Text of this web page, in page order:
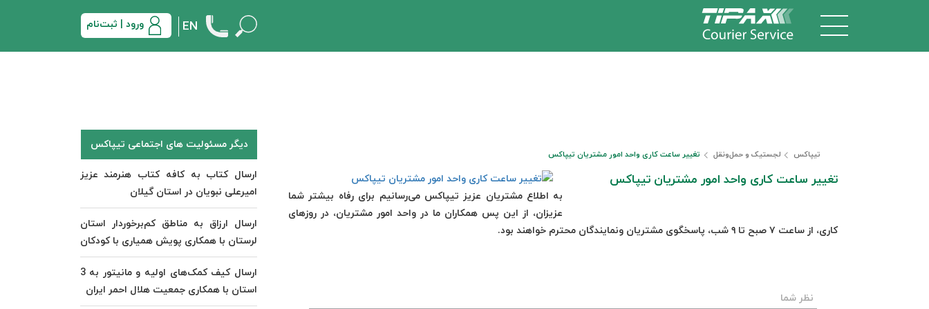
ورود | ثبت‌نام EN
تیپاکس لجستیک و حمل‎‌و‎نقل تغییر ساعت کاری واحد امور مشتریان تیپاکس
تغییر ساعت کاری واحد امور مشتریان تیپاکس
به اطلاع مشتریان عزیز تیپاکس می‌رسانیم برای رفاه بیشتر شما
عزیزان، از این پس همکاران ما در واحد امور مشتریان، در روزهای
کاری، از ساعت ۷ صبح تا ۹ شب، پاسخگوی مشتریان ونمایندگان محترم خواهند بود.
نظر شما
دیگر مسئولیت های اجتماعی تیپاکس
ارسال کتاب به کافه کتاب هنرمند عزیز
امیرعلی نبویان در استان گیلان
ارسال ارزاق به مناطق کم‌برخوردار استان
لرستان با همکاری پویش همیاری با کودکان
ارسال کیف کمک‌های اولیه و مانیتور به 3
استان با همکاری جمعیت هلال احمر ایران